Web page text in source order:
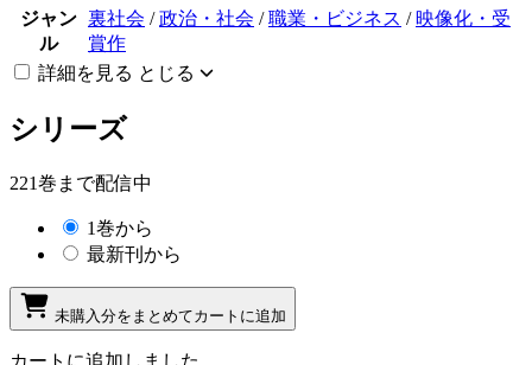
ジャン
ル
裏社会 /政治・社会 /職業・ビジネス / 映像化・受
賞作
詳細を見る とじる
シリーズ
221巻まで配信中
1巻から
最新刊から
未購入分をまとめてカートに追加
カートに追加しました